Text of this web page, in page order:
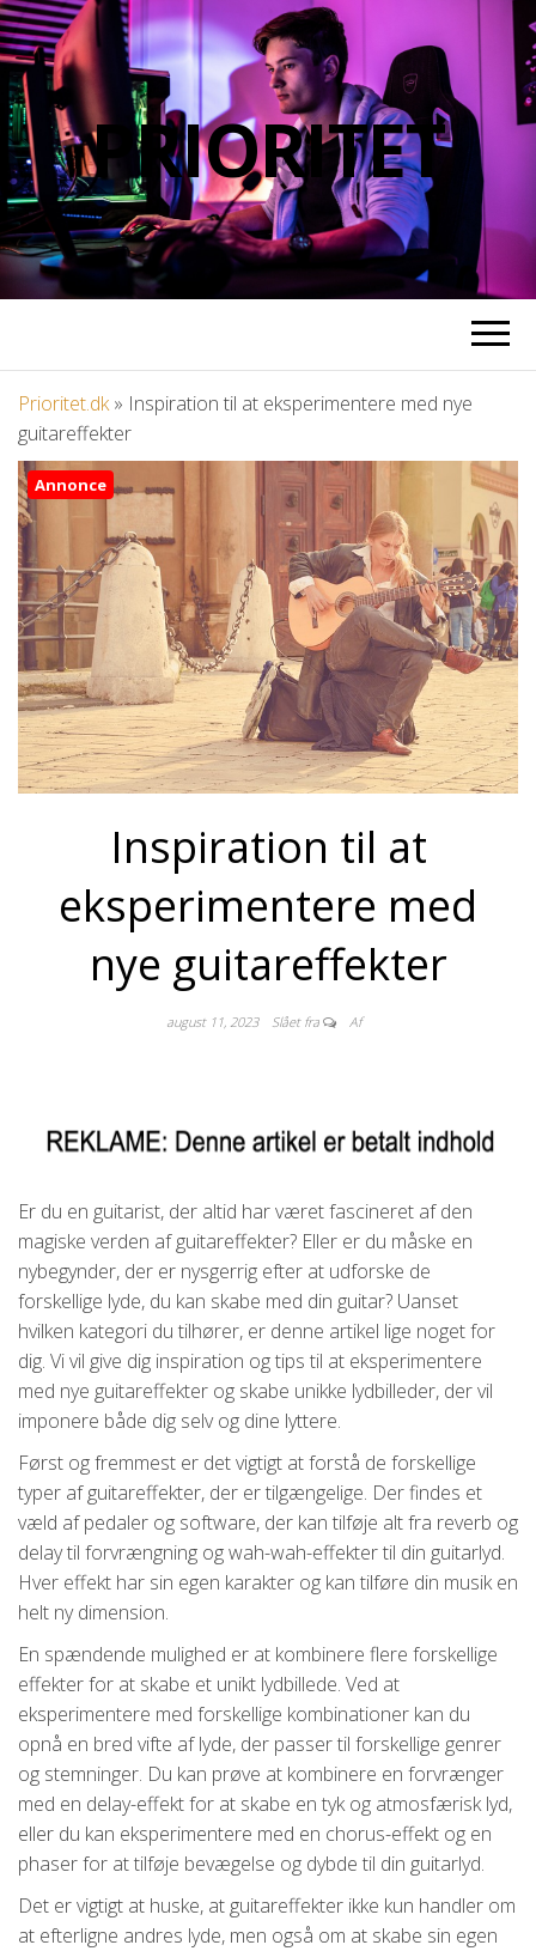
PRIORITET
Prioritet.dk» Inspiration til at eksperimentere med nye
guitareffekter
Annonce
Inspiration til at
eksperimentere med
nye guitareffekter
august 11, 2023 Slået fra Af
Er du en guitarist, der altid har været fascineret af den
magiske verden af guitareffekter? Eller er du måske en
nybegynder, der er nysgerrig efter at udforske de
forskellige lyde, du kan skabe med din guitar? Uanset
hvilken kategori du tilhører, er denne artikel lige noget for
dig. Vi vil give dig inspiration og tips til at eksperimentere
med nye guitareffekter og skabe unikke lydbilleder, der vil
imponere både dig selv og dine lyttere.
Først og fremmest er det vigtigt at forstå de forskellige
typer af guitareffekter, der er tilgængelige. Der findes et
væld af pedaler og software, der kan tilføje alt fra reverb og
delay til forvrængning og wah-wah-effekter til din guitarlyd.
Hver effekt har sin egen karakter og kan tilføre din musik en
helt ny dimension.
En spændende mulighed er at kombinere flere forskellige
effekter for at skabe et unikt lydbillede. Ved at
eksperimentere med forskellige kombinationer kan du
opnå en bred vifte af lyde, der passer til forskellige genrer
og stemninger. Du kan prøve at kombinere en forvrænger
med en delay-effekt for at skabe en tyk og atmosfærisk lyd,
eller du kan eksperimentere med en chorus-effekt og en
phaser for at tilføje bevægelse og dybde til din guitarlyd.
Det er vigtigt at huske, at guitareffekter ikke kun handler om
at efterligne andres lyde, men også om at skabe sin egen